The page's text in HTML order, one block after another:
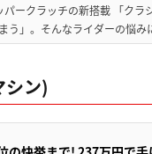
ークラッチの新搭載 「クラ
う」。そんなライダーの悩
シン)